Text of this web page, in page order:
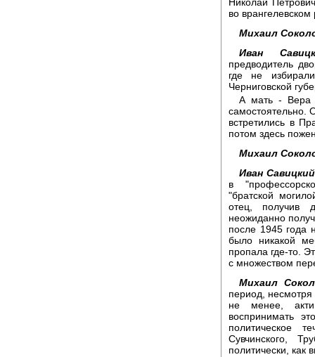
во врангелевском
Михаил
Иван
предводитель
где не
Черниговской
А мать - Вера
самостоятельно.
встретились в
потом здесь
Михаил
Иван
в
"братской
отец, получив
неожиданно
после 1945 года
было никакой
пропала где-то.
с множеством
Михаил
период,
не менее,
воспринимать
политическое
Сувчинского,
политически, как